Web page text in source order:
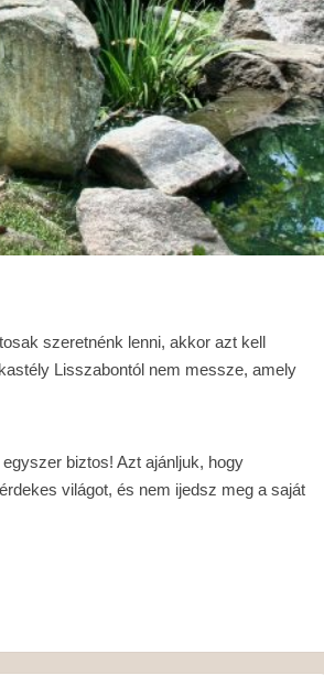
szeretnénk lenni, akkor azt kell
Lisszabontól nem messze, amely
biztos! Azt ajánljuk, hogy
világot, és nem ijedsz meg a saját